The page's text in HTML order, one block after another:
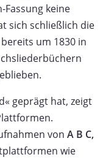
keine
sich schließlich die
um 1830 in
geprägt hat, zeigt
von A B C,
wie